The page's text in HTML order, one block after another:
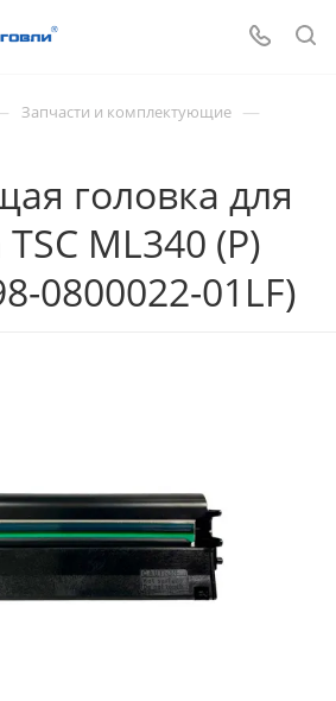
Запчасти и комплектующие —
головка для
ML340 (P)
0800022-01LF)